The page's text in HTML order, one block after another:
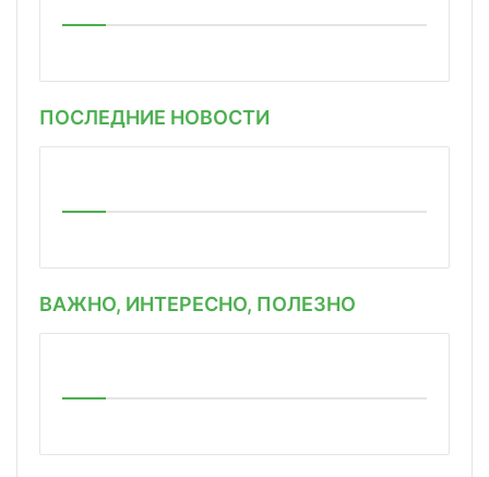
ПОСЛЕДНИЕ НОВОСТИ
ВАЖНО, ИНТЕРЕСНО, ПОЛЕЗНО